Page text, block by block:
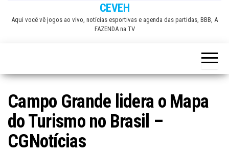
CEVEH
Aqui você vê jogos ao vivo, notícias esportivas e agenda das partidas, BBB, A
FAZENDA na TV
Campo Grande lidera o Mapa
do Turismo no Brasil –
CGNotícias